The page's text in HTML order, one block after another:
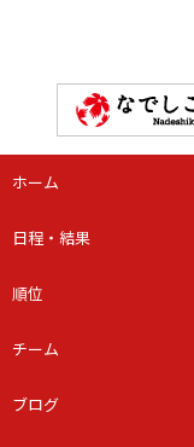
ホーム
日程・結果
順位
チーム
ブログ